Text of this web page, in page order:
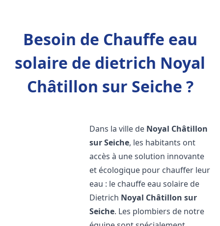
Besoin de Chauffe eau
solaire de dietrich Noyal
Châtillon sur Seiche ?
Dans la ville de Noyal Châtillon
sur Seiche, les habitants ont
accès à une solution innovante
et écologique pour chauffer leur
eau : le chauffe eau solaire de
Dietrich Noyal Châtillon sur
Seiche. Les plombiers de notre